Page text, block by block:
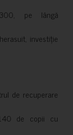
pe lângă
investiție
de recuperare
de copii cu